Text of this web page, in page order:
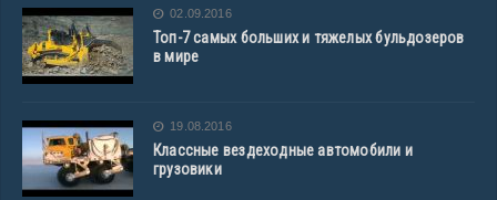
02.09.2016
Топ-7 самых больших и тяжелых бульдозеров
в мире
19.08.2016
Классные вездеходные автомобили и
грузовики